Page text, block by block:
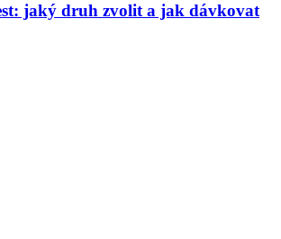
jaký druh zvolit a jak dávkovat